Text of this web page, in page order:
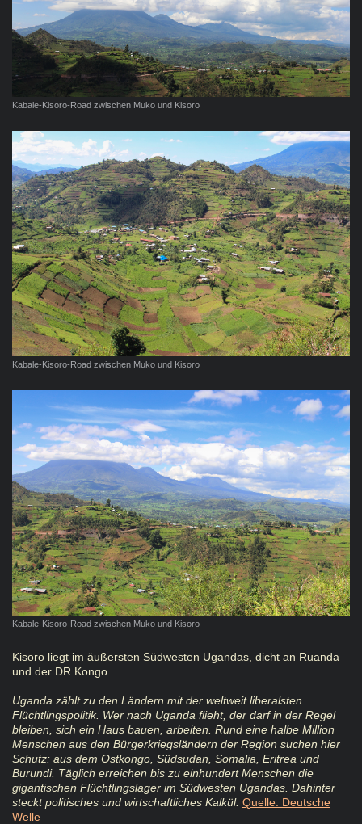
Kabale-Kisoro-Road zwischen Muko und Kisoro
Kabale-Kisoro-Road zwischen Muko und Kisoro
Kabale-Kisoro-Road zwischen Muko und Kisoro
Kisoro liegt im äußersten Südwesten Ugandas, dicht an Ruanda
und der DR Kongo.
Uganda zählt zu den Ländern mit der weltweit liberalsten
Flüchtlingspolitik. Wer nach Uganda flieht, der darf in der Regel
bleiben, sich ein Haus bauen, arbeiten. Rund eine halbe Million
Menschen aus den Bürgerkriegsländern der Region suchen hier
Schutz: aus dem Ostkongo, Südsudan, Somalia, Eritrea und
Burundi. Täglich erreichen bis zu einhundert Menschen die
gigantischen Flüchtlingslager im Südwesten Ugandas. Dahinter
steckt politisches und wirtschaftliches Kalkül. Quelle: Deutsche
Welle